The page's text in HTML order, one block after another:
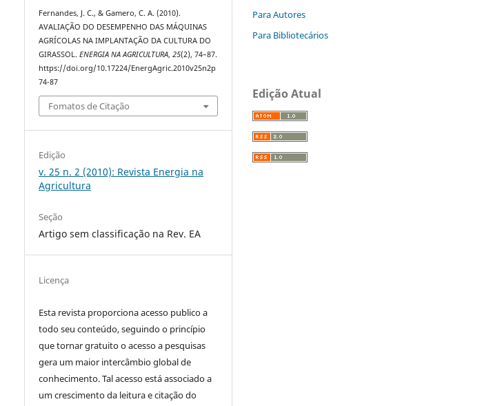
Fernandes, J. C., & Gamero, C. A. (2010).
AVALIAÇÃO DO DESEMPENHO DAS MÁQUINAS
AGRÍCOLAS NA IMPLANTAÇÃO DA CULTURA DO
GIRASSOL.ENERGIA NA AGRICULTURA,25(2), 74–87.
https://doi.org/10.17224/EnergAgric.2010v25n2p
74-87
Fomatos de Citação
Edição
v. 25 n. 2 (2010): Revista Energia na
Agricultura
Seção
Artigo sem classificação na Rev. EA
Licença
Esta revista proporciona acesso publico a
todo seu conteúdo, seguindo o princípio
que tornar gratuito o acesso a pesquisas
gera um maior intercâmbio global de
conhecimento. Tal acesso está associado a
um crescimento da leitura e citação do
Para Autores
Para Bibliotecários
Edição Atual